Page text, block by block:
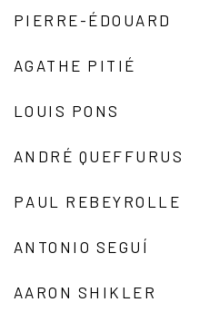
PIERRE-ÉDOUARD
AGATHE PITIÉ
LOUIS PONS
ANDRÉ QUEFFURUS
PAUL REBEYROLLE
ANTONIO SEGUÍ
AARON SHIKLER